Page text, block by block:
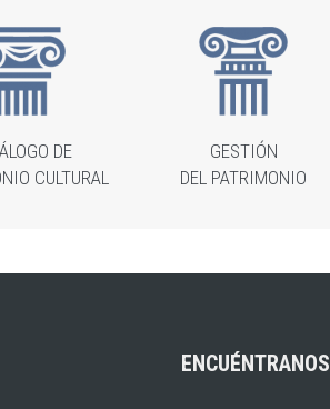
DE
CULTURAL
GESTIÓN
DEL PATRIMONIO
ENCUÉNTRANOS